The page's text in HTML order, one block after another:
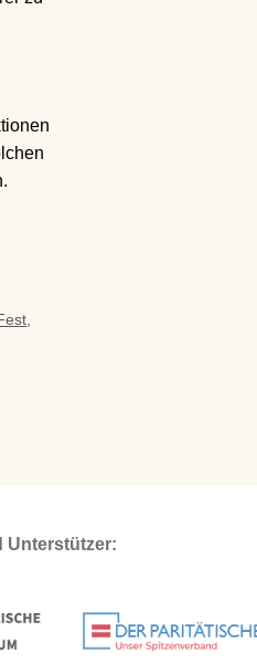
,
Unterstützer: